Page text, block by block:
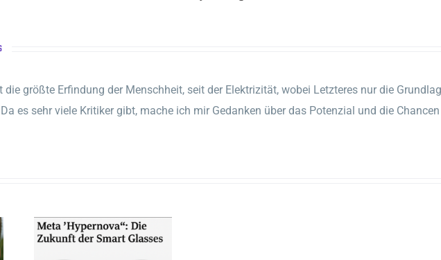
die größte Erfindung der Menschheit, seit der Elektrizität, wobei Letzteres nur die
es sehr viele Kritiker gibt, mache ich mir Gedanken über das Potenzial und die